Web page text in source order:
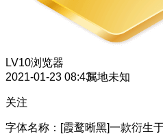
LV10浏览器
2021-01-23 08:43属地未知
关注
字体名称：[霞鹜晰黑]一款衍生